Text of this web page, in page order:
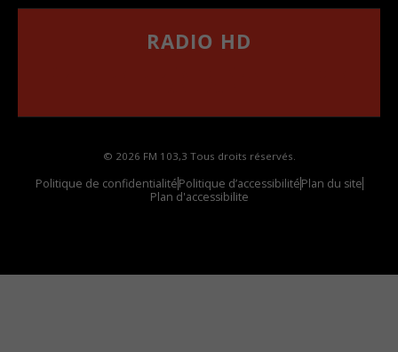
RADIO HD
© 2026 FM 103,3 Tous droits réservés.
Politique de confidentialitéPolitique d’accessibilitéPlan du site
Plan d'accessibilite